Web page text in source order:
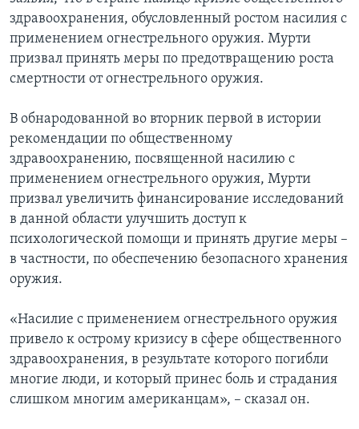
здравоохранения, обусловленный ростом насилия с
применением огнестрельного оружия. Мурти
призвал принять меры по предотвращению роста
смертности от огнестрельного оружия.
В обнародованной во вторник первой в истории
рекомендации по общественному
здравоохранению, посвященной насилию с
применением огнестрельного оружия, Мурти
призвал увеличить финансирование исследований
в данной области улучшить доступ к
психологической помощи и принять другие меры –
в частности, по обеспечению безопасного хранения
оружия.
«Насилие с применением огнестрельного оружия
привело к острому кризису в сфере общественного
здравоохранения, в результате которого погибли
многие люди, и который принес боль и страдания
слишком многим американцам», – сказал он.